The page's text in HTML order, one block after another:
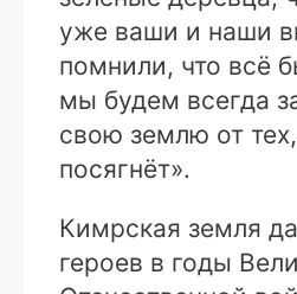
уже ваши и наши
помнили, что всё
мы будем всегда
свою землю от
посягнёт».
Кимрская земля
героев в годы